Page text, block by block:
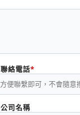
聯絡電話
公司名稱